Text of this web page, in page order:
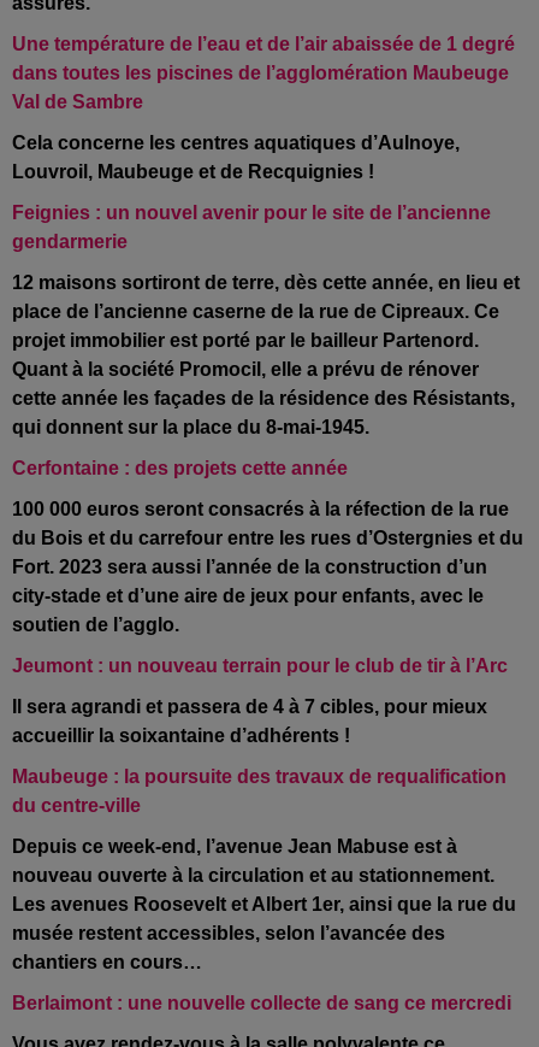
Une température de l’eau et de l’air abaissée de 1 degré
dans toutes les piscines de l’agglomération Maubeuge
Val de Sambre
Cela concerne les centres aquatiques d’Aulnoye,
Louvroil, Maubeuge et de Recquignies !
Feignies : un nouvel avenir pour le site de l’ancienne
gendarmerie
12 maisons sortiront de terre, dès cette année, en lieu et
place de l’ancienne caserne de la rue de Cipreaux. Ce
projet immobilier est porté par le bailleur Partenord.
Quant à la société Promocil, elle a prévu de rénover
cette année les façades de la résidence des Résistants,
qui donnent sur la place du 8-mai-1945.
Cerfontaine : des projets cette année
100 000 euros seront consacrés à la réfection de la rue
du Bois et du carrefour entre les rues d’Ostergnies et du
Fort. 2023 sera aussi l’année de la construction d’un
city-stade et d’une aire de jeux pour enfants, avec le
soutien de l’agglo.
Jeumont : un nouveau terrain pour le club de tir à l’Arc
Il sera agrandi et passera de 4 à 7 cibles, pour mieux
accueillir la soixantaine d’adhérents !
Maubeuge : la poursuite des travaux de requalification
du centre-ville
Depuis ce week-end, l’avenue Jean Mabuse est à
nouveau ouverte à la circulation et au stationnement.
Les avenues Roosevelt et Albert 1er, ainsi que la rue du
musée restent accessibles, selon l’avancée des
chantiers en cours…
Berlaimont : une nouvelle collecte de sang ce mercredi